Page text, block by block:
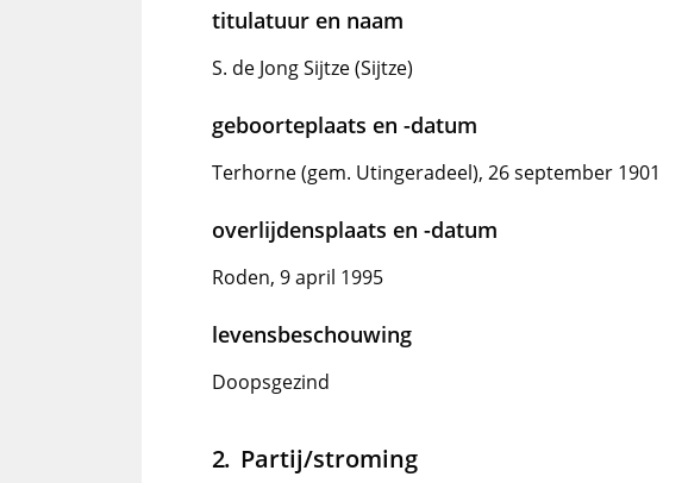
titulatuur en naam
S. de Jong Sijtze (Sijtze)
geboorteplaats en -datum
Terhorne (gem. Utingeradeel), 26 september 1901
overlijdensplaats en -datum
Roden, 9 april 1995
levensbeschouwing
Doopsgezind
Partij/stroming